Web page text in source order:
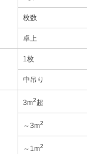
枚数
卓上
1枚
中吊り
3m2超
～3m2
～1m2